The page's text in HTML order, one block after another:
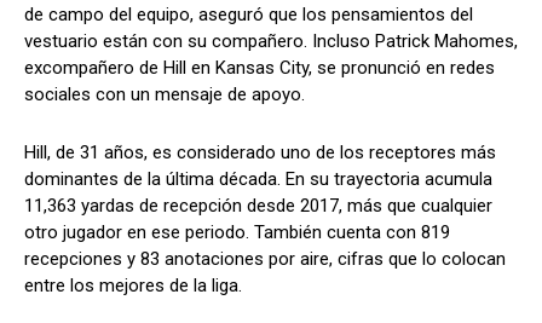
de campo del equipo, aseguró que los pensamientos del
vestuario están con su compañero. Incluso Patrick Mahomes,
excompañero de Hill en Kansas City, se pronunció en redes
sociales con un mensaje de apoyo.
Hill, de 31 años, es considerado uno de los receptores más
dominantes de la última década. En su trayectoria acumula
11,363 yardas de recepción desde 2017, más que cualquier
otro jugador en ese periodo. También cuenta con 819
recepciones y 83 anotaciones por aire, cifras que lo colocan
entre los mejores de la liga.